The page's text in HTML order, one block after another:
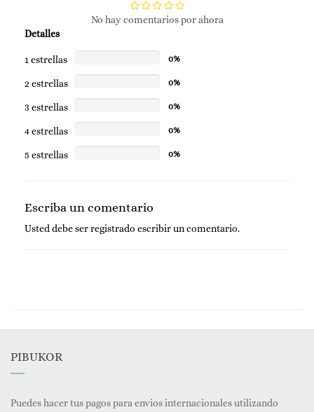
No hay comentarios por ahora
Detalles
1 estrellas 0%
2 estrellas 0%
3 estrellas 0%
4 estrellas 0%
5 estrellas 0%
Escriba un comentario
Usted debe serregistrado escribir un comentario.
PIBUKOR
Puedes hacer tus pagos para envios internacionales utilizando